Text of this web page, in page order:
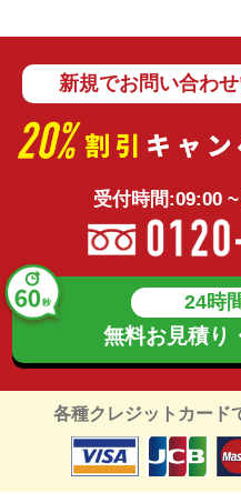
新規でお問い合わ
受付時間:09:00 ~
24時
無料お見積り
各種クレジットカード